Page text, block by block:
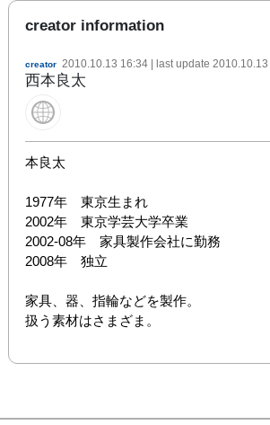
creator information
creator 2010.10.13 16:34 | last update
西本良太
本良太
1977年　東京生まれ
2002年　東京学芸大学卒業
2002-08年　家具製作会社に勤務
2008年　独立
家具、器、指輪などを製作。
扱う素材はさまざま。